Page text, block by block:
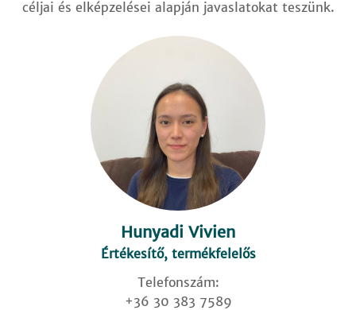
céljai és elképzelései alapján javaslatokat teszünk.
Hunyadi Vivien
Értékesítő, termékfelelős
Telefonszám:
+36 30 383 7589